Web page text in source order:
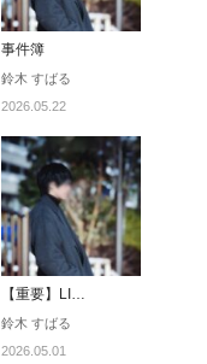
事件簿
鈴木 すばる
2026.05.22
【重要】LI…
鈴木 すばる
2026.05.01